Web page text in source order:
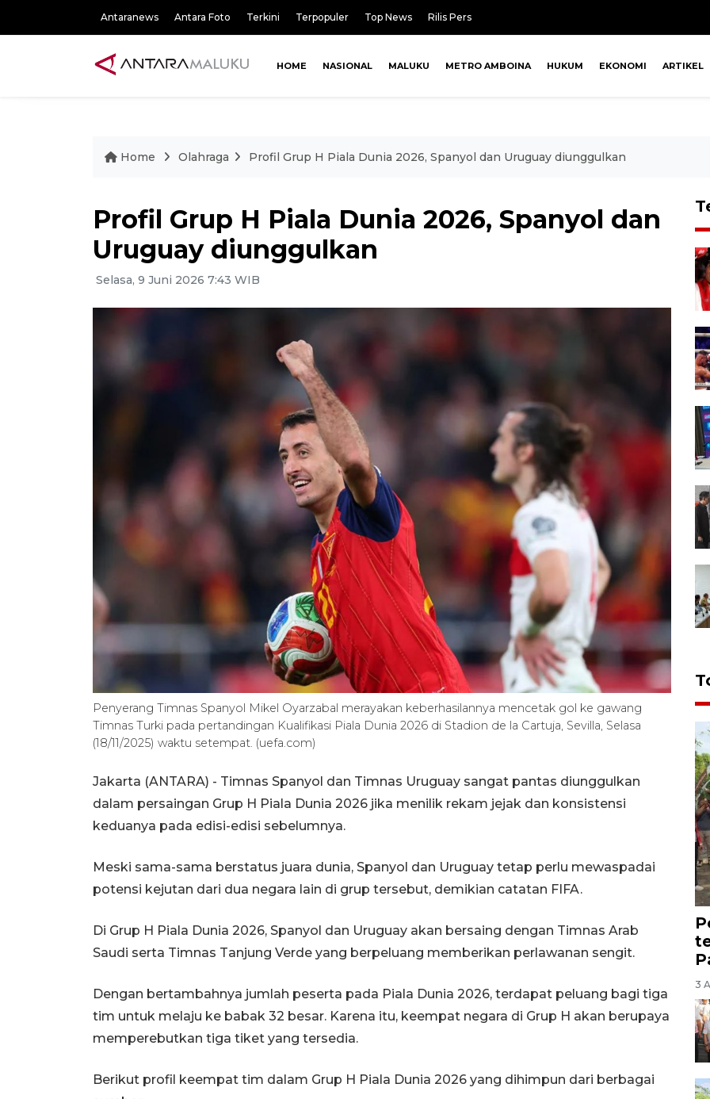
Antaranews Antara Foto Terkini Terpopuler Top News Rilis Pers
HOME NASIONAL MALUKU METRO AMBOINA HUKUM EKONOMI ARTIKEL
Home Olahraga Profil Grup H Piala Dunia 2026, Spanyol dan Uruguay diunggulkan
Profil Grup H Piala Dunia 2026, Spanyol dan
Uruguay diunggulkan
Selasa, 9 Juni 2026 7:43 WIB
Penyerang Timnas Spanyol Mikel Oyarzabal merayakan keberhasilannya mencetak gol ke gawang
Timnas Turki pada pertandingan Kualifikasi Piala Dunia 2026 di Stadion de la Cartuja, Sevilla, Selasa
(18/11/2025) waktu setempat. (uefa.com)
Jakarta (ANTARA) - Timnas Spanyol dan Timnas Uruguay sangat pantas diunggulkan
dalam persaingan Grup H Piala Dunia 2026 jika menilik rekam jejak dan konsistensi
keduanya pada edisi-edisi sebelumnya.
Meski sama-sama berstatus juara dunia, Spanyol dan Uruguay tetap perlu mewaspadai
potensi kejutan dari dua negara lain di grup tersebut, demikian catatan FIFA.
Di Grup H Piala Dunia 2026, Spanyol dan Uruguay akan bersaing dengan Timnas Arab
Saudi serta Timnas Tanjung Verde yang berpeluang memberikan perlawanan sengit.
Dengan bertambahnya jumlah peserta pada Piala Dunia 2026, terdapat peluang bagi tiga
tim untuk melaju ke babak 32 besar. Karena itu, keempat negara di Grup H akan berupaya
memperebutkan tiga tiket yang tersedia.
Berikut profil keempat tim dalam Grup H Piala Dunia 2026 yang dihimpun dari berbagai
3